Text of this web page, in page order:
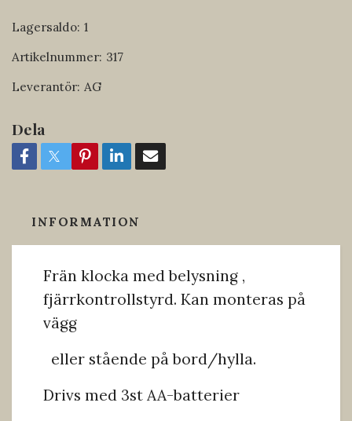
Lagersaldo: 1
Artikelnummer: 317
Leverantör: AG
Dela
INFORMATION
Frän klocka med belysning ,
fjärrkontrollstyrd. Kan monteras på
vägg
eller stående på bord/hylla.
Drivs med 3st AA-batterier